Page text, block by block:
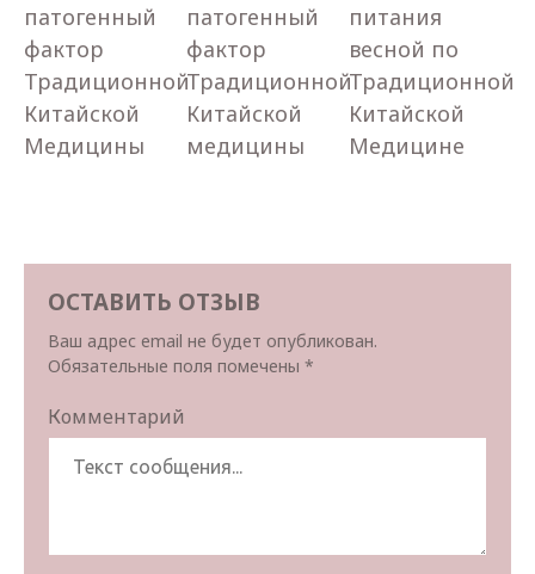
патогенный
фактор
Традиционной
Китайской
Медицины
патогенный
фактор
Традиционной
Китайской
медицины
питания
весной по
Традиционной
Китайской
Медицине
ОСТАВИТЬ ОТЗЫВ
Ваш адрес email не будет опубликован.
Обязательные поля помечены *
Комментарий